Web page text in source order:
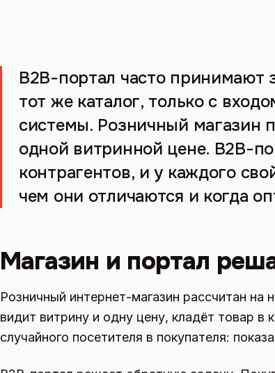
B2B-портал часто принимают
тот же каталог, только с
системы. Розничный магазин
одной витринной цене. B2B-
контрагентов, и у каждого
чем они отличаются и когда
Магазин и портал
Розничный интернет-магазин рассчитан
видит витрину и одну цену, кладёт товар в
случайного посетителя в покупателя: